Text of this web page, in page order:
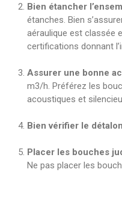
Bien étancher
étanches. Bien
aéraulique est classée
certifications donnant
Assurer une bonne
m3/h. Préférez les
acoustiques et
Bien vérifier le
Placer les bouches
Ne pas placer les